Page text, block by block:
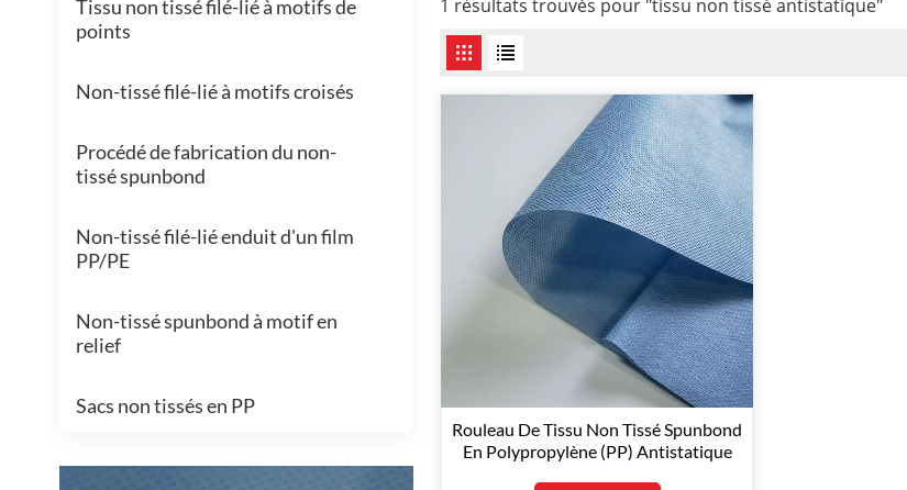
Tissu non tissé filé-lié à motifs de
points
Non-tissé filé-lié à motifs croisés
Procédé de fabrication du non-
tissé spunbond
Non-tissé filé-lié enduit d'un film
PP/PE
Non-tissé spunbond à motif en
relief
Sacs non tissés en PP
1 résultats trouvés pour "tissu non tissé antistatique"
Rouleau De Tissu Non Tissé Spunbond
En Polypropylène (PP) Antistatique